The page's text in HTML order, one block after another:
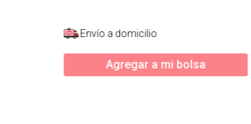
Envío a domicilio
Agregar a mi bolsa